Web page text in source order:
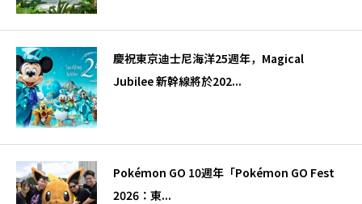
慶祝東京迪士尼海洋25週年，Magical
Jubilee 新幹線將於202...
Pokémon GO 10週年「Pokémon GO Fest
2026：東...